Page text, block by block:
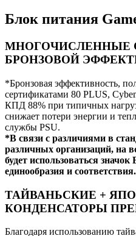
Блок питания
МНОГОЧИСЛЕННЫЕ
БРОНЗОВОЙ
*Бронзовая эффективность,
сертификатами 80 PLUS,
КПД 88% при типичных
снижает потери энергии и
службы PSU.
*В связи с различиями в
различных организаций, на
будет использоваться
единообразия и соответствия.
ТАЙВАНЬСКИЕ +
КОНДЕНСАТОРЫ
Благодаря использованию